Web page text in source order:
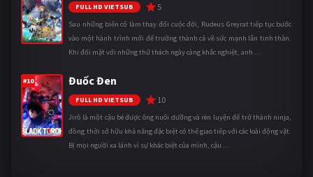
FULL HD VIETSUB 5
Sau những biến cố làm thay đổi cuộc đời, Rudeus Greyrat tiếp tục bước
vào một hành trình mới để trưởng thành cả về sức mạnh lẫn tinh thần.
Khi đối mặt với những thử thách ngày càng khắc nghiệt, anh ...
#10 Đuốc Đen
FULL HD VIETSUB 10
Jirô là một cậu bé được ông nuôi dưỡng và rèn luyện để trở thành ninja,
đồng thời sở hữu khả năng đặc biệt có thể giao tiếp với các loài động vật.
Bị mọi người xa lánh vì sự khác biệt của mình, cậu ...